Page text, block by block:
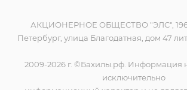
АКЦИОНЕРНОЕ ОБЩЕСТВО "ЭЛС",
Петербург, улица Благодатная, дом 47
2009-2026 г. ©Бахилы.рф. Информация
исключительно